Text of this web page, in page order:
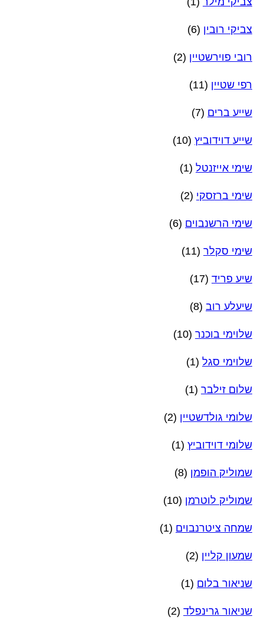
צביקי רובין (6)
רובי פוירשטיין (2)
רפי שטיין (11)
שייע ברים (7)
שייע דוידוביץ (10)
שימי אייזנטל (1)
שימי ברזסקי (2)
שימי הרשנבוים (6)
שימי סקלר (11)
שיע פריד (17)
שיעלע רוב (8)
שלוימי בוכנר (10)
שלוימי סגל (1)
שלום זילבר (1)
שלומי גולדשטיין (2)
שלומי דוידוביץ (1)
שמוליק הופמן (8)
שמוליק לוטרמן (10)
שמחה ציטרנבוים (1)
שמעון קליין (2)
שניאור בלום (1)
שניאור גרינפלד (2)